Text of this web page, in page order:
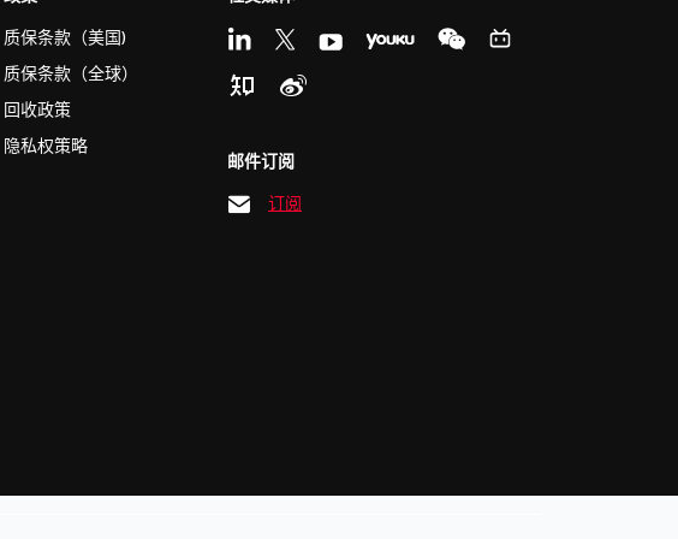
质保条款（美国)
质保条款（全球）
回收政策
隐私权策略
邮件订阅
订阅